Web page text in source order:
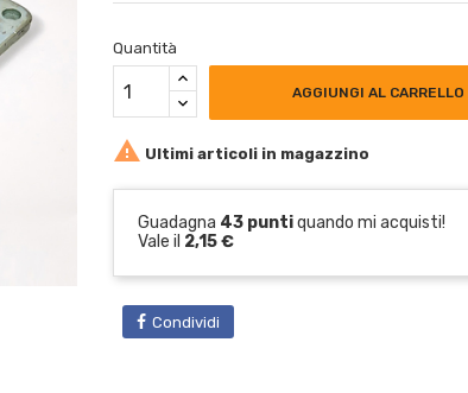
Quantità
AGGIUNGI AL CARRELLO
 Ultimi articoli in magazzino
Guadagna 43 puntiquando mi acquisti!
Vale il 2,15 €
Condividi